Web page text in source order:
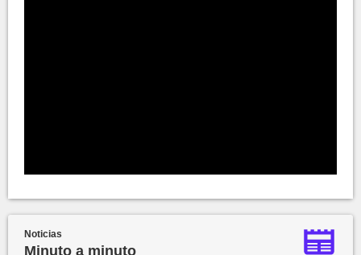
Noticias
Minuto a minuto